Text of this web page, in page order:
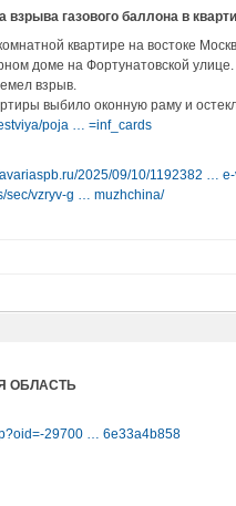
взрыва газового баллона в
квартире на востоке
доме на Фортунатовской
взрыв.
выбило оконную раму и
poja … =inf_cards
2025/09/10/1192382 …
sec/vzryv-g … muzhchina/
ОБЛАСТЬ
29700 … 6e33a4b858